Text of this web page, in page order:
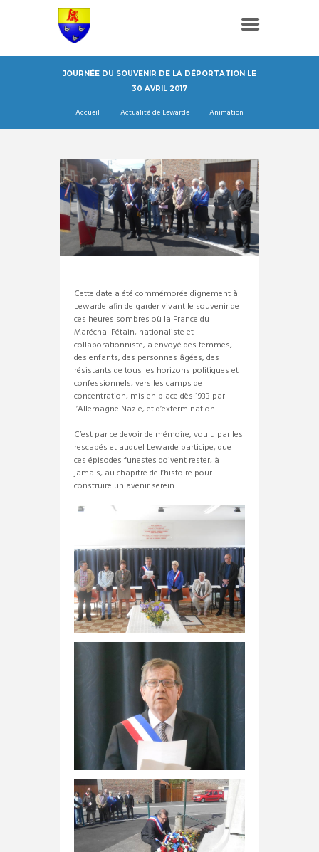
JOURNÉE DU SOUVENIR DE LA DÉPORTATION LE
30 AVRIL 2017
Accueil Actualité de Lewarde Animation
Cette date a été commémorée dignement à
Lewarde afin de garder vivant le souvenir de
ces heures sombres où la France du
Maréchal Pétain, nationaliste et
collaborationniste, a envoyé des femmes,
des enfants, des personnes âgées, des
résistants de tous les horizons politiques et
confessionnels, vers les camps de
concentration, mis en place dès 1933 par
l’Allemagne Nazie, et d’extermination.
C’est par ce devoir de mémoire, voulu par les
rescapés et auquel Lewarde participe, que
ces épisodes funestes doivent rester, à
jamais, au chapitre de l’histoire pour
construire un avenir serein.